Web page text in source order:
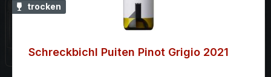
trocken
Schreckbichl Puiten Pinot Grigio 2021